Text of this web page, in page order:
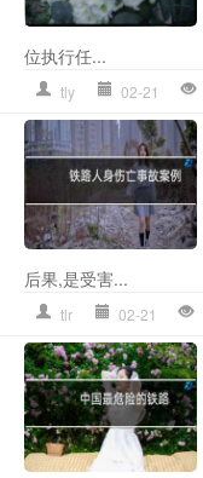
位执行任...
tly 02-21
后果,是受害...
tlr 02-21